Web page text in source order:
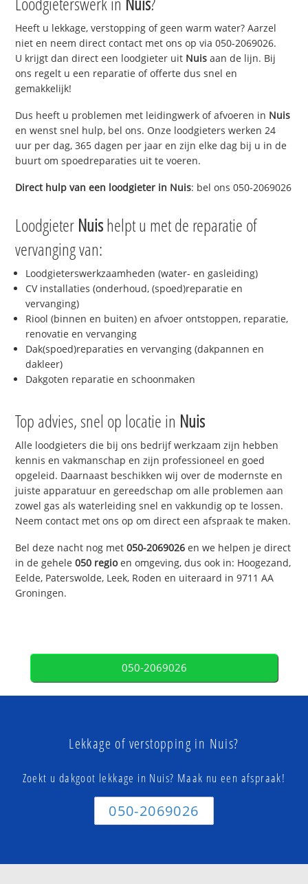
Heeft u lekkage, verstopping of geen warm water? Aarzel
niet en neem direct contact met ons op via 050-2069026.
U krijgt dan direct een loodgieter uit Nuis aan de lijn. Bij
ons regelt u een reparatie of offerte dus snel en
gemakkelijk!
Dus heeft u problemen met leidingwerk of afvoeren in Nuis
en wenst snel hulp, bel ons. Onze loodgieters werken 24
uur per dag, 365 dagen per jaar en zijn elke dag bij u in de
buurt om spoedreparaties uit te voeren.
Direct hulp van een loodgieter in Nuis: bel ons 050-2069026
Loodgieter Nuishelpt u met de reparatie of
vervanging van:
Loodgieterswerkzaamheden (water- en gasleiding)
CV installaties (onderhoud, (spoed)reparatie en
vervanging)
Riool (binnen en buiten) en afvoer ontstoppen, reparatie,
renovatie en vervanging
Dak(spoed)reparaties en vervanging (dakpannen en
dakleer)
Dakgoten reparatie en schoonmaken
Top advies, snel op locatie in Nuis
Alle loodgieters die bij ons bedrijf werkzaam zijn hebben
kennis en vakmanschap en zijn professioneel en goed
opgeleid. Daarnaast beschikken wij over de modernste en
juiste apparatuur en gereedschap om alle problemen aan
zowel gas als waterleiding snel en vakkundig op te lossen.
Neem contact met ons op om direct een afspraak te maken.
Bel deze nacht nog met050-2069026 en we helpen je direct
in de gehele050 regioen omgeving, dus ook in: Hoogezand,
Eelde, Paterswolde, Leek, Roden en uiteraard in 9711 AA
Groningen.
050-2069026
Lekkage of verstopping in Nuis?
Zoekt u dakgoot lekkage in Nuis? Maak nu een afspraak!
050-2069026